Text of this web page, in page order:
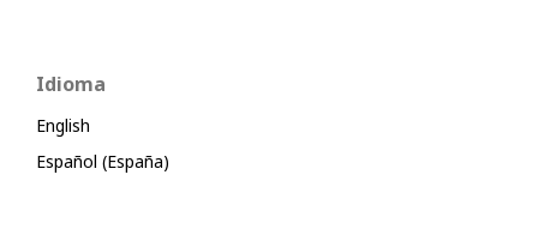
Idioma
English
Español (España)